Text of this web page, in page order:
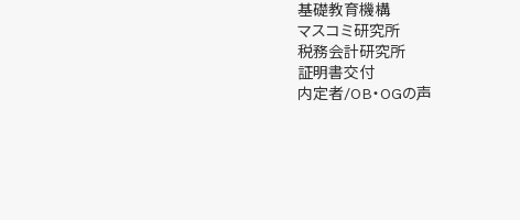
基礎教育機構
マスコミ研究所
税務会計研究所
証明書交付
内定者/OB・OGの声